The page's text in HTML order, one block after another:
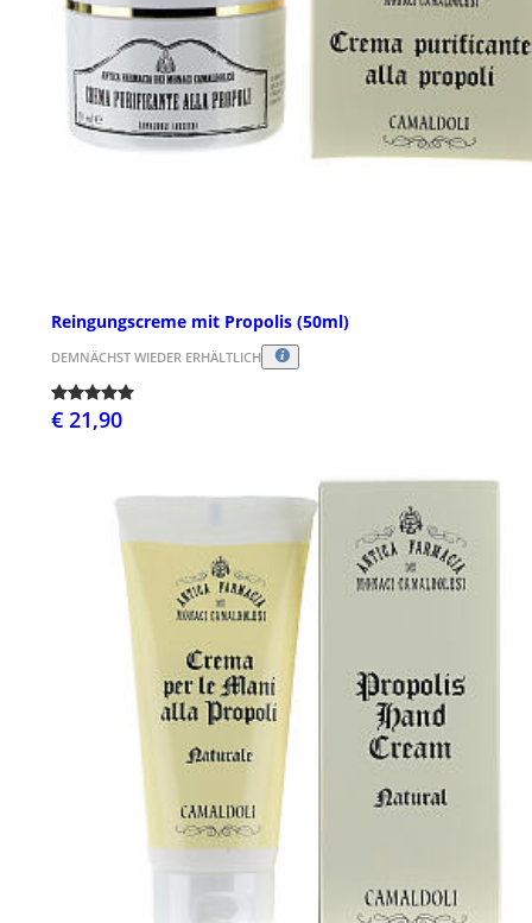
Reingungscreme mit Propolis (50ml)
DEMNÄCHST WIEDER ERHÄLTLICH
€ 21,90